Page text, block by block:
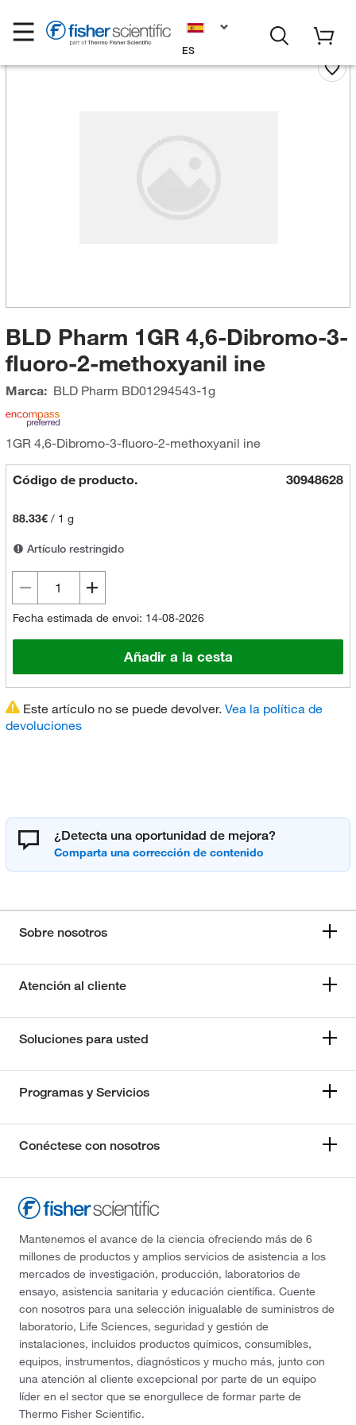
ES
BLD Pharm 1GR 4,6-Dibromo-3-
fluoro-2-methoxyanil ine
Marca: BLD Pharm BD01294543-1g
1GR 4,6-Dibromo-3-fluoro-2-methoxyanil ine
Código de producto. 30948628
88.33€/ 1 g
Artículo restringido
Fecha estimada de envoi: 14-08-2026
Añadir a la cesta
Este artículo no se puede devolver. Vea la política de
devoluciones
¿Detecta una oportunidad de mejora?
Sobre nosotros
Atención al cliente
Soluciones para usted
Programas y Servicios
Conéctese con nosotros
Mantenemos el avance de la ciencia ofreciendo más de 6
millones de productos y amplios servicios de asistencia a los
mercados de investigación, producción, laboratorios de
ensayo, asistencia sanitaria y educación científica. Cuente
con nosotros para una selección inigualable de suministros de
laboratorio, Life Sciences, seguridad y gestión de
instalaciones, incluidos productos químicos, consumibles,
equipos, instrumentos, diagnósticos y mucho más, junto con
una atención al cliente excepcional por parte de un equipo
líder en el sector que se enorgullece de formar parte de
Thermo Fisher Scientific.